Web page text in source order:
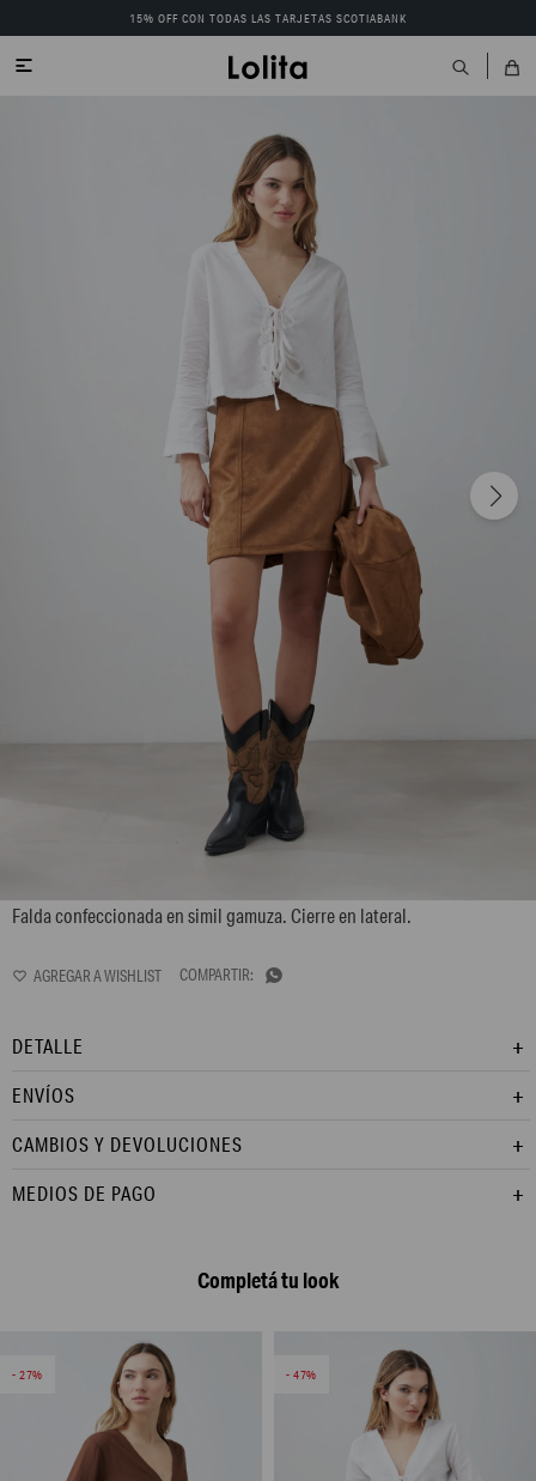
15% OFF CON TODAS LAS TARJETAS SCOTIABANK

Falda confeccionada en simil gamuza. Cierre en lateral.

DETALLE
ENVÍOS
CAMBIOS Y DEVOLUCIONES
MEDIOS DE PAGO
Completá tu look
27 47